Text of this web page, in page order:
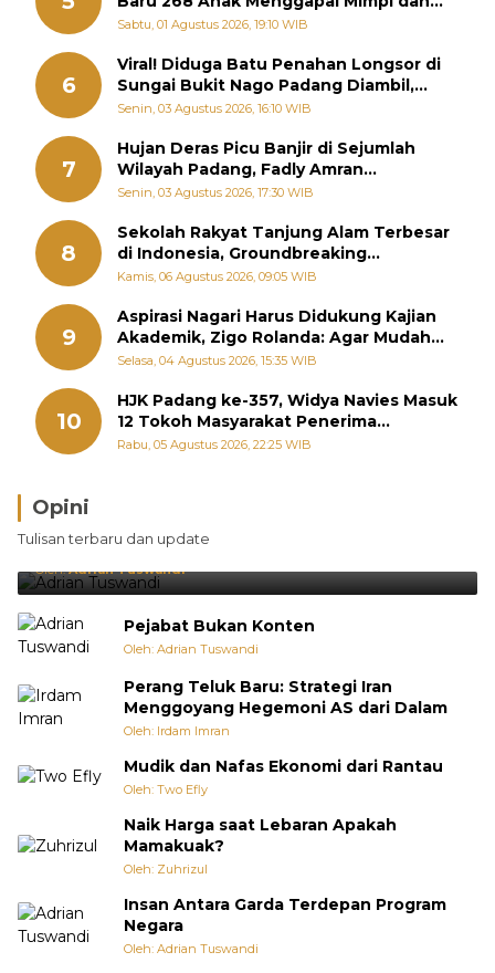
Memutus Rantai Kemiskinan
Sabtu, 01 Agustus 2026, 19:10 WIB
6
Viral! Diduga Batu Penahan Longsor di
Sungai Bukit Nago Padang Diambil,
Warga Khawatir Bencana Terulang
Senin, 03 Agustus 2026, 16:10 WIB
7
Hujan Deras Picu Banjir di Sejumlah
Wilayah Padang, Fadly Amran
Perintahkan OPD Siaga
Senin, 03 Agustus 2026, 17:30 WIB
8
Sekolah Rakyat Tanjung Alam Terbesar
di Indonesia, Groundbreaking
September
Kamis, 06 Agustus 2026, 09:05 WIB
9
Aspirasi Nagari Harus Didukung Kajian
Akademik, Zigo Rolanda: Agar Mudah
Diperjuangkan di Kementerian
Selasa, 04 Agustus 2026, 15:35 WIB
10
HJK Padang ke-357, Widya Navies Masuk
12 Tokoh Masyarakat Penerima
Penghargaan Pemko Padang
Rabu, 05 Agustus 2026, 22:25 WIB
Opini
Tulisan terbaru dan update
Brasil Lebih Diunggulkan, tetapi Jepang Selalu
Punya Cara Membuat Kejutan
Oleh:Adrian Tuswandi
Pejabat Bukan Konten
Oleh: Adrian Tuswandi
Perang Teluk Baru: Strategi Iran
Menggoyang Hegemoni AS dari Dalam
Oleh: Irdam Imran
Mudik dan Nafas Ekonomi dari Rantau
Oleh: Two Efly
Naik Harga saat Lebaran Apakah
Mamakuak?
Oleh: Zuhrizul
Insan Antara Garda Terdepan Program
Negara
Oleh: Adrian Tuswandi